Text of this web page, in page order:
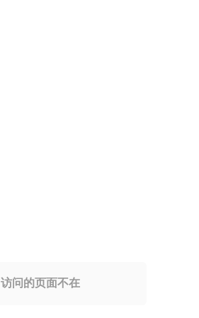
访问的页面不在